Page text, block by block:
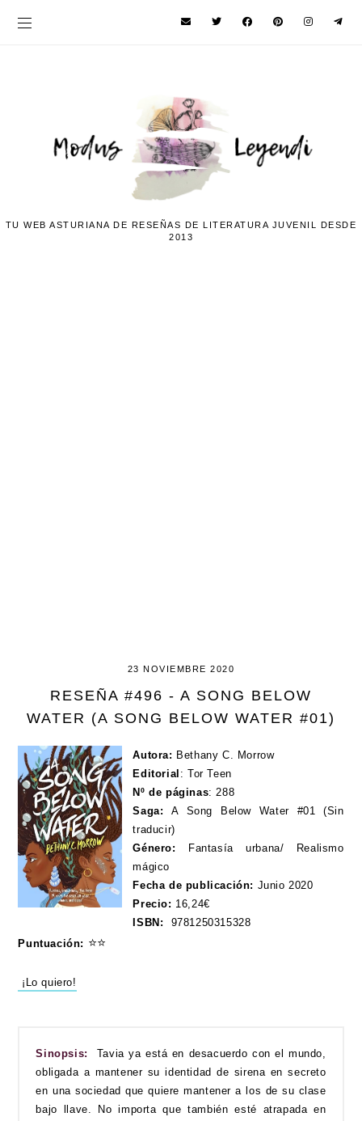
TU WEB ASTURIANA DE RESEÑAS DE LITERATURA JUVENIL DESDE
2013
23 NOVIEMBRE 2020
RESEÑA #496 - A SONG BELOW
WATER (A SONG BELOW WATER #01)
Autora: Bethany C. Morrow
Editorial : Tor Teen
Nº de páginas: 288
Saga:A Song Below Water #01 (Sin
traducir)
Género:
Fantasía urbana/ Realismo
mágico
Fecha de publicación: Junio 2020
Precio: 16,24€
ISBN:
9781250315328
Puntuación: ⭐⭐
¡Lo quiero!
Sinopsis:
Tavia ya está en desacuerdo con el mundo,
obligada a mantener su identidad de sirena en secreto
en una sociedad que quiere mantener a los de su clase
bajo llave. No importa que también esté atrapada en